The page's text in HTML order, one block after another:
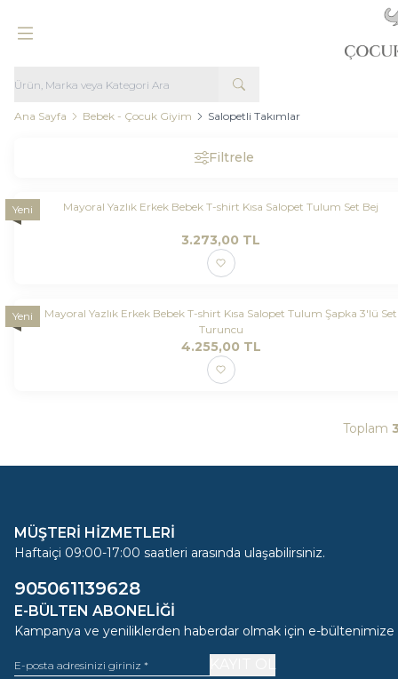
Ana Sayfa Bebek - Çocuk Giyim Salopetli Takımlar
Filtrele
Yeni Mayoral Yazlık Erkek Bebek T-shirt Kısa Salopet Tulum Set Bej
3.273,00 TL
Yeni
Mayoral Yazlık Erkek Bebek T-shirt Kısa Salopet Tulum Şapka 3'lü Set
Turuncu
4.255,00 TL
Toplam
MÜŞTERİ HİZMETLERİ
Haftaiçi 09:00-17:00 saatleri arasında ulaşabilirsiniz.
905061139628
E-BÜLTEN ABONELIĞI
Kampanya ve yeniliklerden haberdar olmak için e-bültenimize